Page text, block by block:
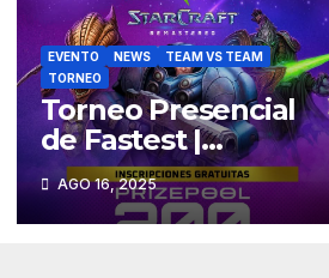
EVENTO NEWS
TEAM VS TEAM
TORNEO
Torneo Presencial
de Fastest |
Starcraft-
Remastered
AGO 16, 2025